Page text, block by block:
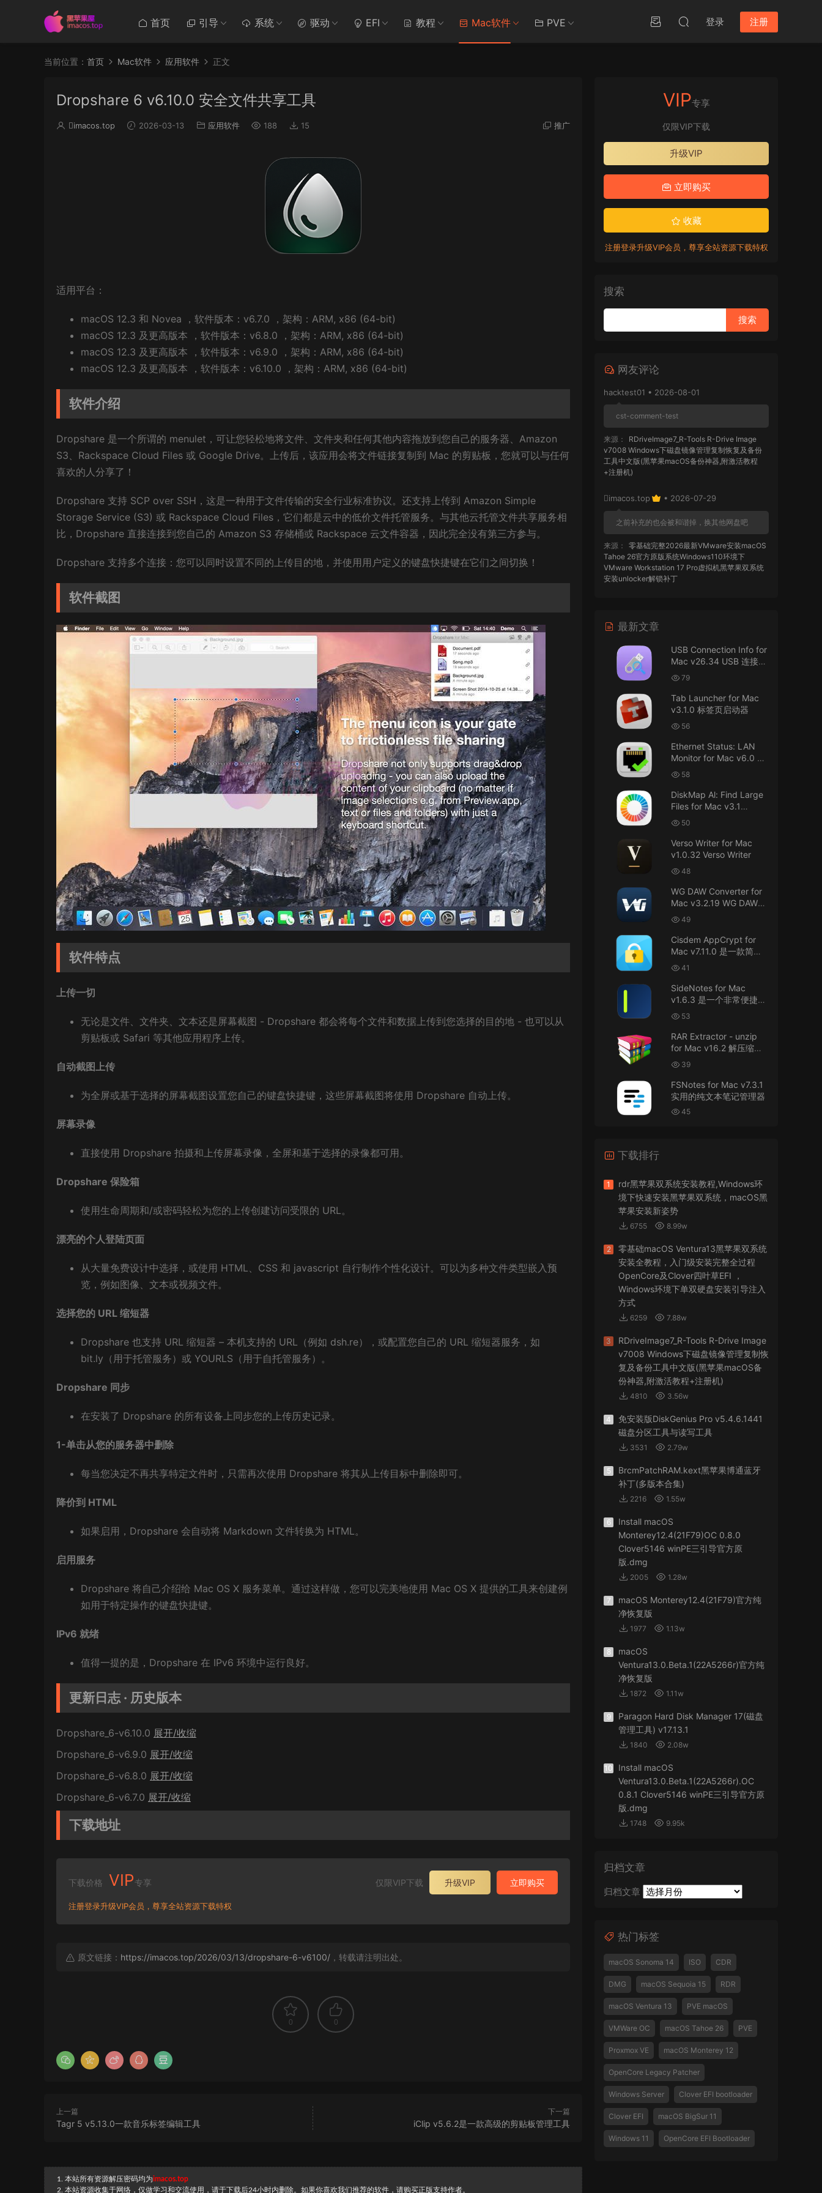
首页 引导 系统 驱动 EFI 教程 Mac软件 PVE 登录 注册
当前位置： 首页 Mac软件 应用软件 正文
Dropshare 6 v6.10.0 安全文件共享工具
imacos.top 2026-03-13 应用软件 188 15 推广
适用平台：
macOS 12.3 和 Novea ，软件版本：v6.7.0 ，架构：ARM, x86 (64-bit)
macOS 12.3 及更高版本 ，软件版本：v6.8.0 ，架构：ARM, x86 (64-bit)
macOS 12.3 及更高版本 ，软件版本：v6.9.0 ，架构：ARM, x86 (64-bit)
macOS 12.3 及更高版本 ，软件版本：v6.10.0 ，架构：ARM, x86 (64-bit)
软件介绍
Dropshare 是一个所谓的 menulet，可让您轻松地将文件、文件夹和任何其他内容拖放到您自己的服务器、Amazon
S3、Rackspace Cloud Files 或 Google Drive。上传后，该应用会将文件链接复制到 Mac 的剪贴板，您就可以与任何
喜欢的人分享了！
Dropshare 支持 SCP over SSH，这是一种用于文件传输的安全行业标准协议。还支持上传到 Amazon Simple
Storage Service (S3) 或 Rackspace Cloud Files，它们都是云中的低价文件托管服务。与其他云托管文件共享服务相
比，Dropshare 直接连接到您自己的 Amazon S3 存储桶或 Rackspace 云文件容器，因此完全没有第三方参与。
Dropshare 支持多个连接：您可以同时设置不同的上传目的地，并使用用户定义的键盘快捷键在它们之间切换！
软件截图
软件特点
上传一切
无论是文件、文件夹、文本还是屏幕截图 - Dropshare 都会将每个文件和数据上传到您选择的目的地 - 也可以从
剪贴板或 Safari 等其他应用程序上传。
自动截图上传
为全屏或基于选择的屏幕截图设置您自己的键盘快捷键，这些屏幕截图将使用 Dropshare 自动上传。
屏幕录像
直接使用 Dropshare 拍摄和上传屏幕录像，全屏和基于选择的录像都可用。
Dropshare 保险箱
使用生命周期和/或密码轻松为您的上传创建访问受限的 URL。
漂亮的个人登陆页面
从大量免费设计中选择，或使用 HTML、CSS 和 javascript 自行制作个性化设计。可以为多种文件类型嵌入预
览，例如图像、文本或视频文件。
选择您的 URL 缩短器
Dropshare 也支持 URL 缩短器 – 本机支持的 ​​URL（例如 dsh.re），或配置您自己的 URL 缩短器服务，如
bit.ly（用于托管服务）或 YOURLS（用于自托管服务）。
Dropshare 同步
在安装了 Dropshare 的所有设备上同步您的上传历史记录。
1-单击从您的服务器中删除
每当您决定不再共享特定文件时，只需再次使用 Dropshare 将其从上传目标中删除即可。
降价到 HTML
如果启用，Dropshare 会自动将 Markdown 文件转换为 HTML。
启用服务
Dropshare 将自己介绍给 Mac OS X 服务菜单。通过这样做，您可以完美地使用 Mac OS X 提供的工具来创建例
如用于特定操作的键盘快捷键。
IPv6 就绪
值得一提的是，Dropshare 在 IPv6 环境中运行良好。
更新日志 · 历史版本
Dropshare_6-v6.10.0 展开/收缩
Dropshare_6-v6.9.0 展开/收缩
Dropshare_6-v6.8.0 展开/收缩
Dropshare_6-v6.7.0 展开/收缩
下载地址
下载价格 VIP专享 仅限VIP下载 升级VIP 立即购买
注册登录升级VIP会员，尊享全站资源下载特权
原文链接： https://imacos.top/2026/03/13/dropshare-6-v6100/ ，转载请注明出处。
0 0
上一篇
Tagr 5 v5.13.0一款音乐标签编辑工具
下一篇
iClip v5.6.2是一款高级的剪贴板管理工具
1. 本站所有资源解压密码均为imacos.top
2. 本站资源收集于网络，仅做学习和交流使用，请于下载后24小时内删除。如果你喜欢我们推荐的软件，请购买正版支持作者。
VIP专享
仅限VIP下载
升级VIP
立即购买
收藏
注册登录升级VIP会员，尊享全站资源下载特权
搜索
网友评论
hacktest01 • 2026-08-01
cst-comment-test
来源：
RDriveImage7_R-Tools R-Drive Image
v7008 Windows下磁盘镜像管理复制恢复及备份
工具中文版(黑苹果macOS备份神器,附激活教程
+注册机)
imacos.top • 2026-07-29
之前补充的也会被和谐掉，换其他网盘吧
来源：
零基础完整2026最新VMware安装macOS
Tahoe 26官方原版系统Windows110环境下
VMware Workstation 17 Pro虚拟机黑苹果双系统
安装unlocker解锁补丁
AIO = All In One，一站式整合完整版
来源：
DaVinci Resolve Studio 21 for Mac
v21.0.3 AIO 达芬奇世界顶级调色软件
Mac长存
接！直接从苹果公司下载。
u8562248263583923 • 2026-07-29
黑苹果已死
来源： macOS Golden Gate 27 完整安装包链
接！直接从苹果公司下载。
u6525353742092371 • 2026-07-26
来源： DaVinci Resolve Studio 21 for Mac
v21.0.3 AIO 达芬奇世界顶级调色软件
janm999 • 2026-07-23
谢谢分享~
来源： AppleIGC.kext v1.8 黑苹果2.5G有线网卡
u9121732520675862 • 2026-07-22
可以重新发送夸克的资源吗，夸克的已经失
效了
Tahoe 26官方原版系统Windows110环境下
VMware Workstation 17 Pro虚拟机黑苹果双系统
安装unlocker解锁补丁
怎么安装？
来源： PDFify for Mac v5.0 专业的PDF处理软件
imacos.top • 2026-07-19
来源： Adobe Photoshop 2026 for Mac v27.8.0
专业的图片处理软件
最新文章
USB Connection Info for
Mac v26.34 USB 连接信
息 79
Tab Launcher for Mac
v3.1.0 标签页启动器
56
Ethernet Status: LAN
Monitor for Mac v6.0 以
太网状态：LAN 监控
58
DiskMap Al: Find Large
Files for Mac v3.1
DiskMap AL：查找大文
件
50
Verso Writer for Mac
v1.0.32 Verso Writer
48
WG DAW Converter for
Mac v3.2.19 WG DAW转
换器
49
Cisdem AppCrypt for
Mac v7.11.0 是一款简单
好用的Mac应用加密软件
41
SideNotes for Mac
v1.6.3 是一个非常便捷的
笔记软件
53
RAR Extractor - unzip
for Mac v16.2 解压缩工
具 39
FSNotes for Mac v7.3.1
实用的纯文本笔记管理器
45
下载排行
1
rdr黑苹果双系统安装教程,Windows环
境下快速安装黑苹果双系统，macOS黑
苹果安装新姿势
6755 8.99w
2
零基础macOS Ventura13黑苹果双系统
安装全教程，入门级安装完整全过程
OpenCore及Clover四叶草EFI ，
Windows环境下单双硬盘安装引导注入
方式
6259 7.88w
3
RDriveImage7_R-Tools R-Drive Image
v7008 Windows下磁盘镜像管理复制恢
复及备份工具中文版(黑苹果macOS备
份神器,附激活教程+注册机)
4810 3.56w
4
免安装版DiskGenius Pro v5.4.6.1441
磁盘分区工具与读写工具
3531 2.79w
5
BrcmPatchRAM.kext黑苹果博通蓝牙
补丁(多版本合集)
2216 1.55w
6
Install macOS
Monterey12.4(21F79)OC 0.8.0
Clover5146 winPE三引导官方原
版.dmg
2005 1.28w
7
macOS Monterey12.4(21F79)官方纯
净恢复版
1977 1.13w
8
macOS
Ventura13.0.Beta.1(22A5266r)官方纯
净恢复版
1872 1.11w
9
Paragon Hard Disk Manager 17(磁盘
管理工具) v17.13.1
1840 2.08w
10
Install macOS
Ventura13.0.Beta.1(22A5266r).OC
0.8.1 Clover5146 winPE三引导官方原
版.dmg
1748 9.95k
归档文章
归档文章
热门标签
macOS Sonoma 14 ISO CDR
DMG macOS Sequoia 15 RDR
macOS Ventura 13 PVE macOS
VMWare OC macOS Tahoe 26 PVE
Proxmox VE macOS Monterey 12
OpenCore Legacy Patcher
Windows Server Clover EFI bootloader
Clover EFI macOS BigSur 11
Windows 11 OpenCore EFI Bootloader